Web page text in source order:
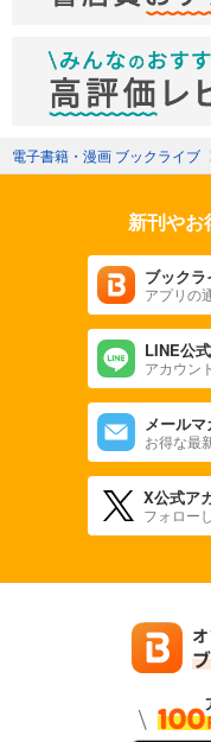
電子書籍・漫画 ブックライブ 〉
新刊やお
ブックラ
アプリの
LINE公
アカウン
メール
お得な最
X公式ア
フォロー